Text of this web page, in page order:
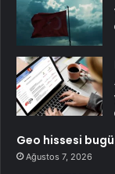
Geo hissesi
Ağustos 7, 2026